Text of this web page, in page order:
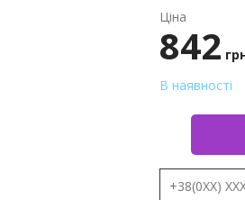
Ціна
842
В наявності